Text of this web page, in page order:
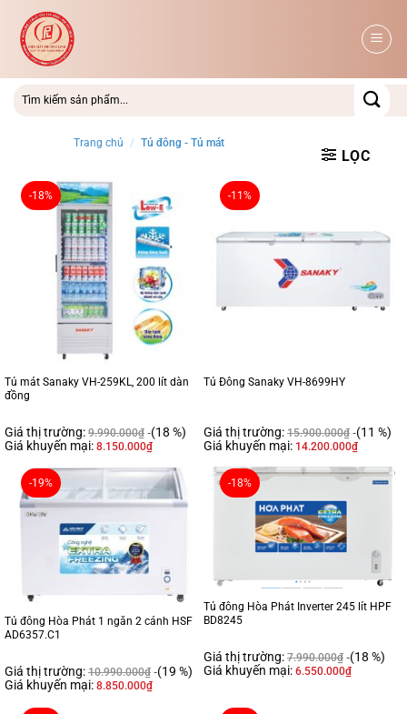
qua
dung
Trang chủ / Tủ đông - Tủ mát
LỌC
-18%
Tủ mát Sanaky VH-259KL, 200 lít dàn
đồng
Giá thị trường: 9.990.000₫ (18 %)
Giá khuyến mại: 8.150.000₫
-11%
Tủ Đông Sanaky VH-8699HY
Giá thị trường: 15.900.000₫ (11 %)
Giá khuyến mại: 14.200.000₫
-19%
Tủ đông Hòa Phát 1 ngăn 2 cánh HSF
AD6357.C1
Giá thị trường: 10.990.000₫ (19 %)
Giá khuyến mại: 8.850.000₫
-18%
Tủ đông Hòa Phát Inverter 245 lít HPF
BD8245
Giá thị trường: 7.990.000₫ (18 %)
Giá khuyến mại: 6.550.000₫